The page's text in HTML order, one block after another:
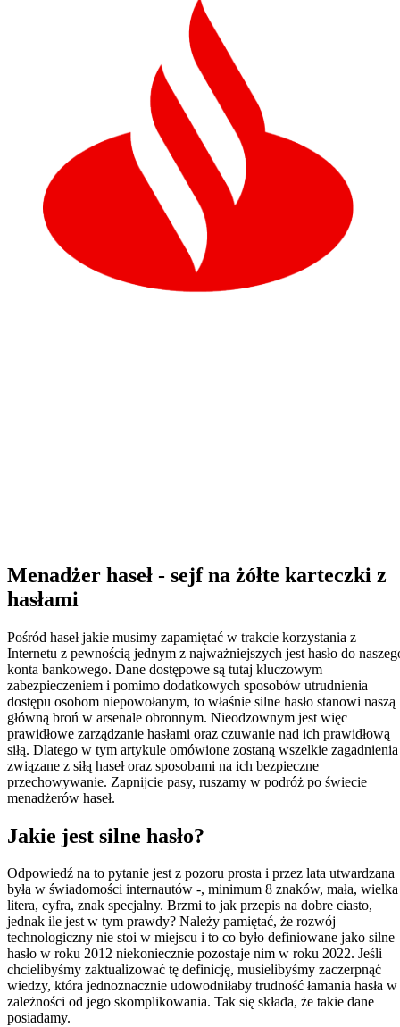
Menadżer haseł - sejf na żółte karteczki z
hasłami
Pośród haseł jakie musimy zapamiętać w trakcie korzystania z
Internetu z pewnością jednym z najważniejszych jest hasło do
konta bankowego. Dane dostępowe są tutaj kluczowym
zabezpieczeniem i pomimo dodatkowych sposobów utrudnienia
dostępu osobom niepowołanym, to właśnie silne hasło stanowi naszą
główną broń w arsenale obronnym. Nieodzownym jest więc
prawidłowe zarządzanie hasłami oraz czuwanie nad ich prawidłową
siłą. Dlatego w tym artykule omówione zostaną wszelkie zagadnienia
związane z siłą haseł oraz sposobami na ich bezpieczne
przechowywanie. Zapnijcie pasy, ruszamy w podróż po świecie
menadżerów haseł.
Jakie jest silne hasło?
Odpowiedź na to pytanie jest z pozoru prosta i przez lata utwardzana
była w świadomości internautów -, minimum 8 znaków, mała, wielka
litera, cyfra, znak specjalny. Brzmi to jak przepis na dobre ciasto,
jednak ile jest w tym prawdy? Należy pamiętać, że rozwój
technologiczny nie stoi w miejscu i to co było definiowane jako silne
hasło w roku 2012 niekoniecznie pozostaje nim w roku 2022. Jeśli
chcielibyśmy zaktualizować tę definicję, musielibyśmy zaczerpnąć
wiedzy, która jednoznacznie udowodniłaby trudność łamania hasła w
zależności od jego skomplikowania. Tak się składa, że takie dane
posiadamy.